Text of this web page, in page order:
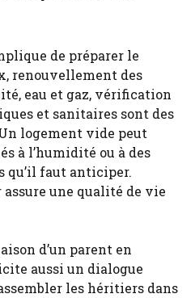
de préparer le
renouvellement des
eau et gaz, vérification
et sanitaires sont des
logement vide peut
à l’humidité ou à des
qu’il faut anticiper.
une qualité de vie
d’un parent en
aussi un dialogue
les héritiers dans